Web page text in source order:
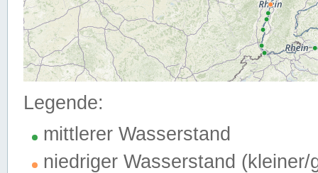
Legende:
mittlerer Wasserstand
niedriger Wasserstand (kleiner/